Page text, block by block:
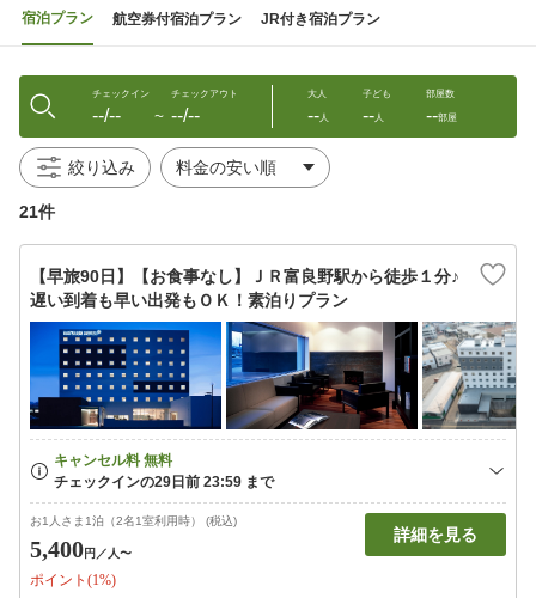
宿泊プラン 航空券付宿泊プラン JR付き宿泊プラン
チェックイン
--/-- 〜
チェックアウト
--/--
大人
--人
子ども
--人
部屋数
--部屋
絞り込み
21件
【早旅90日】【お食事なし】ＪＲ富良野駅から徒歩１分♪
遅い到着も早い出発もＯＫ！素泊りプラン
お1人さま1泊（2名1室利用時） (税込)
5,400円 ／人〜
ポイント(1%)
詳細を見る